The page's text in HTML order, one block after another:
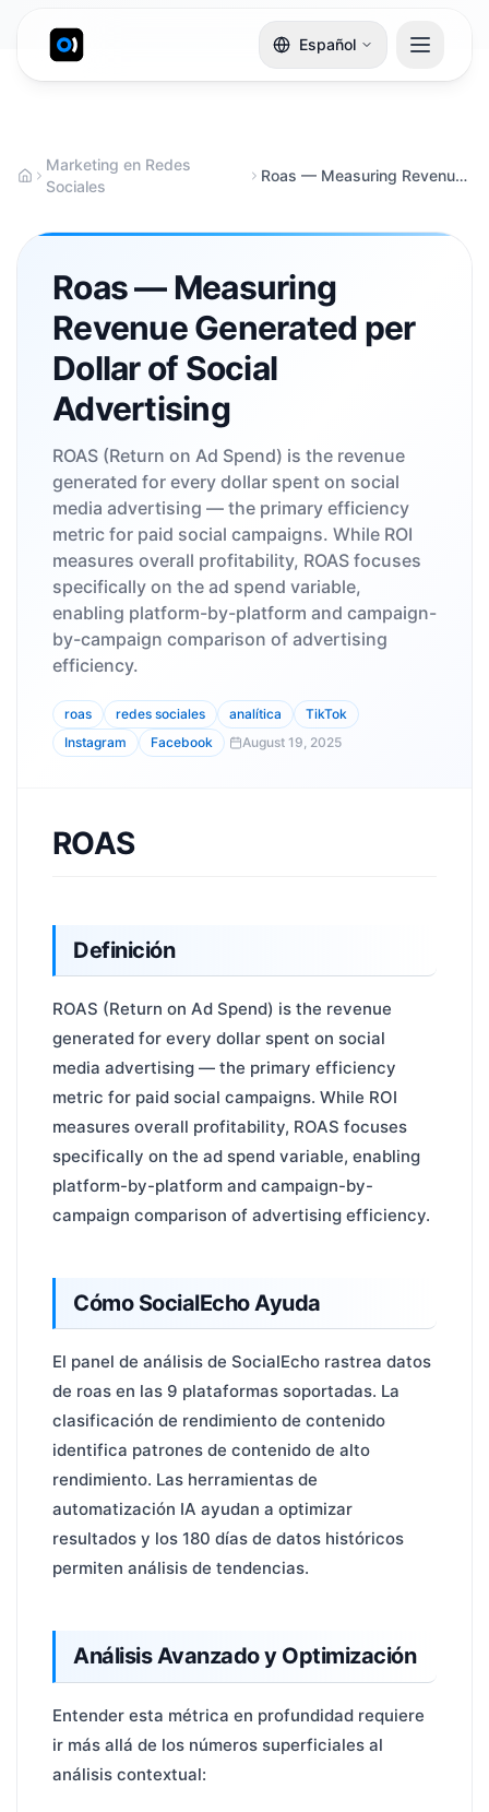
Español
Marketing en Redes
Sociales
Roas — Measuring Revenue Generated per Dollar of Social Advertising
Roas — Measuring
Revenue Generated per
Dollar of Social
Advertising
ROAS (Return on Ad Spend) is the revenue
generated for every dollar spent on social
media advertising — the primary efficiency
metric for paid social campaigns. While ROI
measures overall profitability, ROAS focuses
specifically on the ad spend variable,
enabling platform-by-platform and campaign-
by-campaign comparison of advertising
efficiency.
roas redes sociales analítica
TikTok
Instagram
Facebook August 19, 2025
ROAS
Definición
ROAS (Return on Ad Spend) is the revenue
generated for every dollar spent on social
media advertising — the primary efficiency
metric for paid social campaigns. While ROI
measures overall profitability, ROAS focuses
specifically on the ad spend variable, enabling
platform-by-platform and campaign-by-
campaign comparison of advertising efficiency.
Cómo SocialEcho Ayuda
El panel de análisis de SocialEcho rastrea datos
de roas en las 9 plataformas soportadas. La
clasificación de rendimiento de contenido
identifica patrones de contenido de alto
rendimiento. Las herramientas de
automatización IA ayudan a optimizar
resultados y los 180 días de datos históricos
permiten análisis de tendencias.
Análisis Avanzado y Optimización
Entender esta métrica en profundidad requiere
ir más allá de los números superficiales al
análisis contextual: